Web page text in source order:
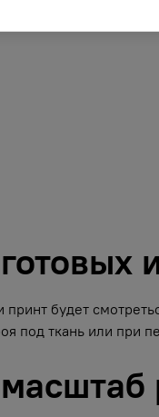
будет
под ткань или при